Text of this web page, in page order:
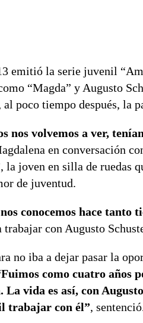
emitió la serie juvenil
“Magda” y Augusto
al poco tiempo después, la
nos volvemos a ver,
en conversación
la joven en silla de ruedas
de juventud.
conocemos hace
con Augusto
no iba a dejar pasar la
como cuatro años
La vida es así, con
trabajar con él”,